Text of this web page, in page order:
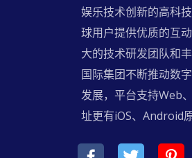
娱乐技术创新的高科
球用户提供优质的互
大的技术研发团队和
国际集团不断推动数
发展，平台支持Web
址更有iOS、Android